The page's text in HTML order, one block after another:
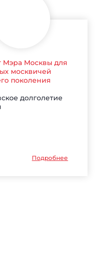
Мэра Москвы для
москвичей
поколения
долголетие
Подробнее